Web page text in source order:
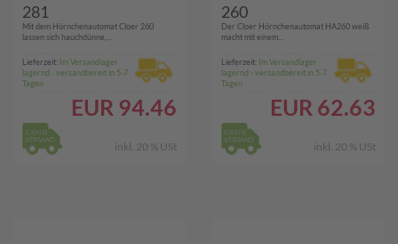
281
Mit dem Hörnchenautomat Cloer 260
lassen sich hauchdünne,...
Lieferzeit: Im Versandlager
lagernd - versandbereit in 5-7
Tagen
EUR 94.46
inkl. 20 % USt
260
Der Cloer Hörnchenautomat HA260 weiß
macht mit einem...
Lieferzeit: Im Versandlager
lagernd - versandbereit in 5-7
Tagen
EUR 62.63
inkl. 20 % USt